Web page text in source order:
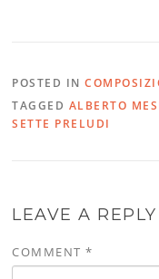
POSTED IN
TAGGED ALBERTO
SETTE PRELUDI
LEAVE A REPLY
COMMENT*